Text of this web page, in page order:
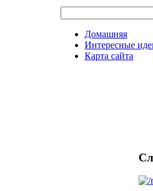
Домашняя
Интересные
Карта сайта